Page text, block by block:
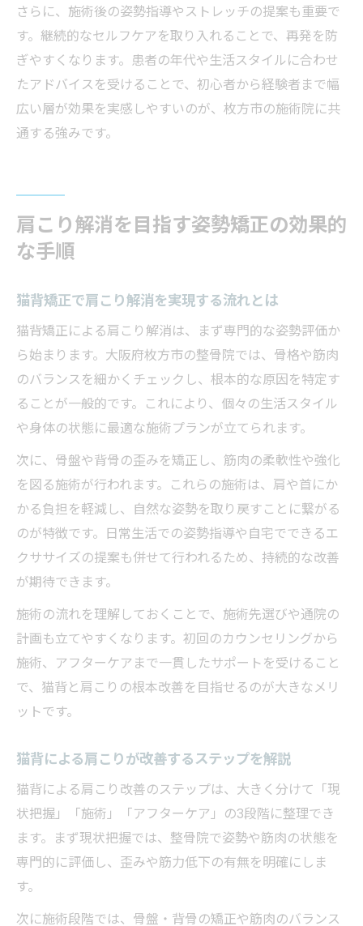
さらに、施術後の姿勢指導やストレッチの提案も重要で
す。継続的なセルフケアを取り入れることで、再発を防
ぎやすくなります。患者の年代や生活スタイルに合わせ
たアドバイスを受けることで、初心者から経験者まで幅
広い層が効果を実感しやすいのが、枚方市の施術院に共
通する強みです。
肩こり解消を目指す姿勢矯正の効果的
な手順
猫背矯正で肩こり解消を実現する流れとは
猫背矯正による肩こり解消は、まず専門的な姿勢評価か
ら始まります。大阪府枚方市の整骨院では、骨格や筋肉
のバランスを細かくチェックし、根本的な原因を特定す
ることが一般的です。これにより、個々の生活スタイル
や身体の状態に最適な施術プランが立てられます。
次に、骨盤や背骨の歪みを矯正し、筋肉の柔軟性や強化
を図る施術が行われます。これらの施術は、肩や首にか
かる負担を軽減し、自然な姿勢を取り戻すことに繋がる
のが特徴です。日常生活での姿勢指導や自宅でできるエ
クササイズの提案も併せて行われるため、持続的な改善
が期待できます。
施術の流れを理解しておくことで、施術先選びや通院の
計画も立てやすくなります。初回のカウンセリングから
施術、アフターケアまで一貫したサポートを受けること
で、猫背と肩こりの根本改善を目指せるのが大きなメリ
ットです。
猫背による肩こりが改善するステップを解説
猫背による肩こり改善のステップは、大きく分けて「現
状把握」「施術」「アフターケア」の3段階に整理でき
ます。まず現状把握では、整骨院で姿勢や筋肉の状態を
専門的に評価し、歪みや筋力低下の有無を明確にしま
す。
次に施術段階では、骨盤・背骨の矯正や筋肉のバランス